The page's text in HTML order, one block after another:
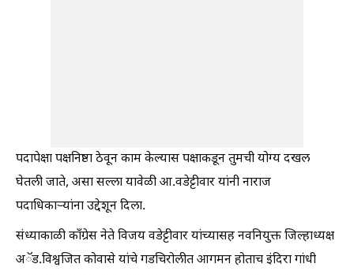
पदापेक्षा पक्षनिष्ठा ठेवून काम केल्यास पक्षाकडून तुमची योग्य दखल
घेतली जाते, असा सल्ला यावेळी आ.वडेट्टीवार यांनी नाराज
पदाधिकाऱ्यांना उद्देशून दिला.
संध्याकाळी काँग्रेस नेते विजय वडेट्टीवार यांच्यासह नवनियुक्त जिल्हाध्यक्ष
अॅड.विश्वजित कोवासे यांचे गडचिरोलीत आगमन होताच इंदिरा गांधी